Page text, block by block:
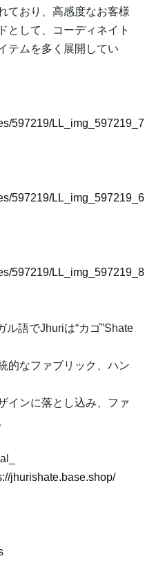
ており、高感度なお客様
として、コーディネイト
テムを多く展開してい
597219/
597219/
597219/
ル語でJhuriは“カゴ”Shate
的なファブリック、ハン
インに落とし込み、ファ
jhurishate.base.shop/